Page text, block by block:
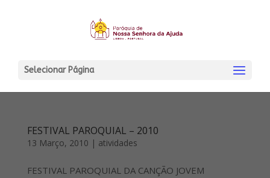
Selecionar Página
FESTIVAL PAROQUIAL – 2010
13 Março, 2010 | atividades
FESTIVAL PAROQUIAL DA CANÇÃO JOVEM